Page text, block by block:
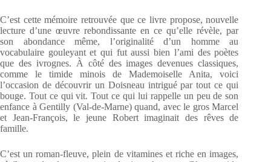
C’est cette mémoire retrouvée que ce livre propose, nouvelle
lecture d’une œuvre rebondissante en ce qu’elle révèle, par
son abondance même, l’originalité d’un homme au
vocabulaire gouleyant et qui fut aussi bien l’ami des poètes
que des ivrognes. À côté des images devenues classiques,
comme le timide minois de Mademoiselle Anita, voici
l’occasion de découvrir un Doisneau intrigué par tout ce qui
bouge. Tout ce qui vit. Tout ce qui lui rappelle un peu de son
enfance à Gentilly (Val-de-Marne) quand, avec le gros Marcel
et Jean-François, le jeune Robert imaginait des rêves de
famille.
C’est un roman-fleuve, plein de vitamines et riche en images,